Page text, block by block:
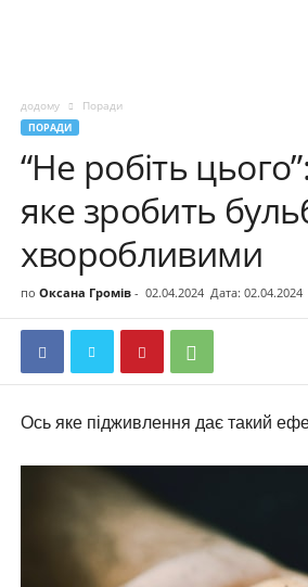
додому Поради
ПОРАДИ
“Не робіть
яке зробить
хворобливими
по Оксана Громів- 02.04.2024 Дата: 02.04.2024
Ось яке підживлення дає такий